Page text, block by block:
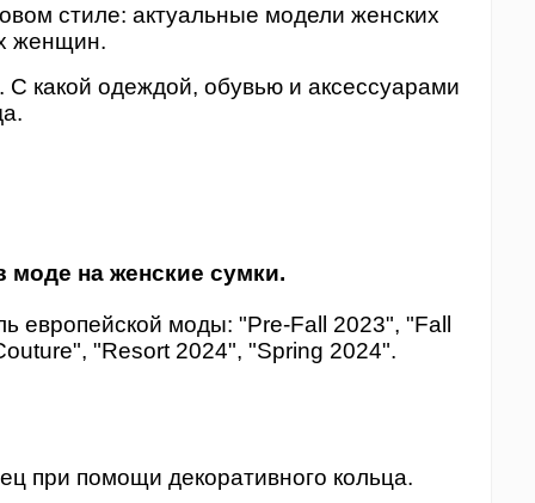
стиле: актуальные модели женских
женщин.
какой одеждой, обувью и аксессуарами
моде на женские сумки.
европейской моды: "Pre-Fall 2023", "Fall
"Resort 2024", "Spring 2024".
при помощи декоративного кольца.